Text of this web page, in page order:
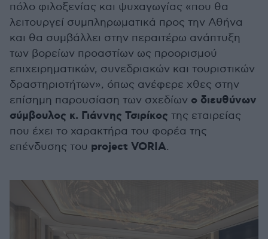
πόλο φιλοξενίας και ψυχαγωγίας «που θα
λειτουργεί συμπληρωματικά προς την Αθήνα
και θα συμβάλλει στην περαιτέρω ανάπτυξη
των βορείων προαστίων ως προορισμού
επιχειρηματικών, συνεδριακών και τουριστικών
δραστηριοτήτων», όπως ανέφερε χθες στην
επίσημη παρουσίαση των σχεδίων ο διευθύνων
σύμβουλος κ. Γιάννης Τσιρίκος της εταιρείας
που έχει το χαρακτήρα του φορέα της
επένδυσης του project VORIA.